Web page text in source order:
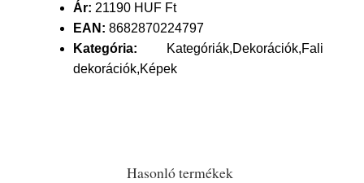
Ár: 21190 HUF Ft
EAN: 8682870224797
Kategória: Kategóriák,Dekorációk,Fali
dekorációk,Képek
Hasonló termékek